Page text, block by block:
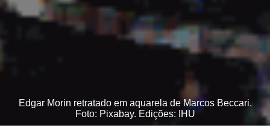
Edgar Morin retratado em aquarela de Marcos Beccari.
Foto: Pixabay. Edições: IHU